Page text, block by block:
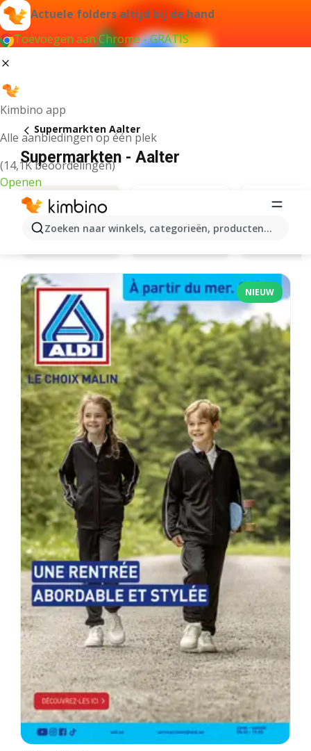
Actuele folders altijd bij de hand
Toevoegen aan Chrome - GRATIS
Kimbino app
Alle aanbiedingen op één plek
(14,1K beoordelingen)
Openen
Zoeken naar winkels, categorieën, producten...
Supermarkten Aalter
Supermarkten - Aalter
Aldi
NIEUW